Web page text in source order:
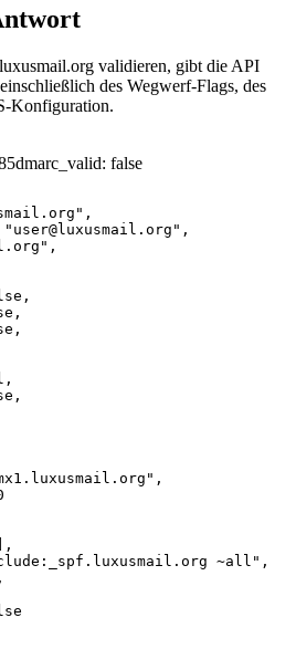
validieren, gibt die API
des Wegwerf-Flags, des
Konfiguration.
dmarc_valid: false
~all",